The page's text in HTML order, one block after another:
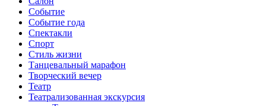
Событие
Событие года
Спектакли
Спорт
Стиль жизни
Танцевальный марафон
Творческий вечер
Театр
Театрализованная экскурсия